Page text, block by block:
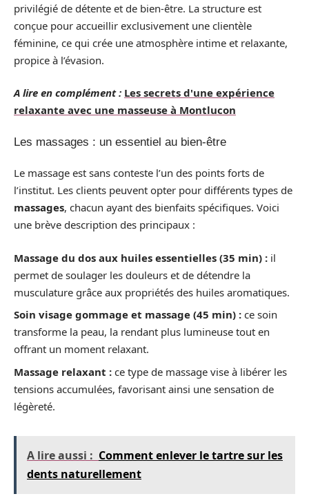
privilégié de détente et de bien-être. La structure est
conçue pour accueillir exclusivement une clientèle
féminine, ce qui crée une atmosphère intime et relaxante,
propice à l’évasion.
A lire en complément : Les secrets d'une expérience
relaxante avec une masseuse à Montlucon
Les massages : un essentiel au bien-être
Le massage est sans conteste l’un des points forts de
l’institut. Les clients peuvent opter pour différents types de
massages, chacun ayant des bienfaits spécifiques. Voici
une brève description des principaux :
Massage du dos aux huiles essentielles (35 min) : il
permet de soulager les douleurs et de détendre la
musculature grâce aux propriétés des huiles aromatiques.
Soin visage gommage et massage (45 min) : ce soin
transforme la peau, la rendant plus lumineuse tout en
offrant un moment relaxant.
Massage relaxant : ce type de massage vise à libérer les
tensions accumulées, favorisant ainsi une sensation de
légèreté.
A lire aussi : Comment enlever le tartre sur les
dents naturellement